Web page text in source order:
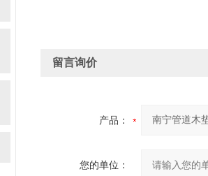
留言询价
产品：
您的单位：